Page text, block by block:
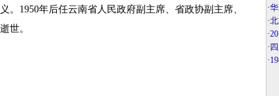
。1950年后任云南省人民政府副主席、省政协副主席、
世。
·
·
·
·
·